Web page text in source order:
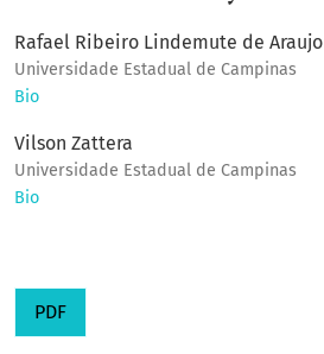
Rafael Ribeiro Lindemute de Araujo
Universidade Estadual de Campinas
Bio
Vilson Zattera
Universidade Estadual de Campinas
Bio
PDF